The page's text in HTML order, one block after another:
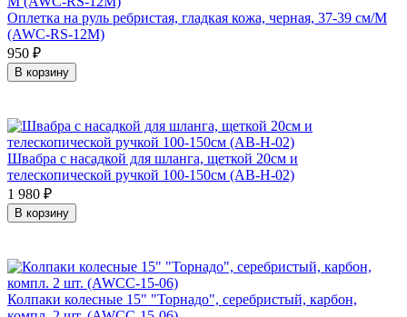
Оплетка на руль ребристая, гладкая кожа, черная, 37-39 см/М
(AWC-RS-12M)
950 ₽
В корзину
Швабра с насадкой для шланга, щеткой 20см и
телескопической ручкой 100-150см (AB-H-02)
1 980 ₽
В корзину
Колпаки колесные 15" "Торнадо", серебристый, карбон,